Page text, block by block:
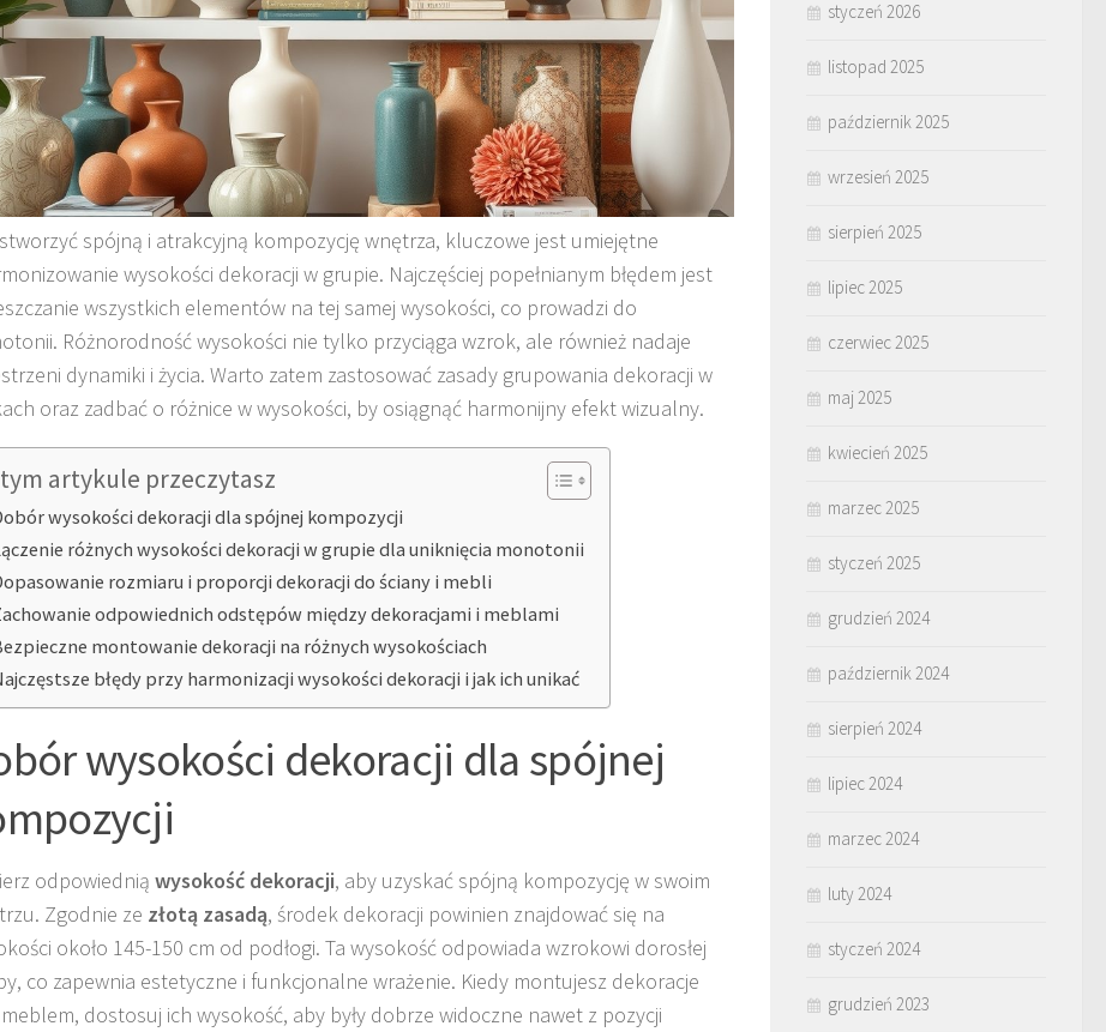
spójną i atrakcyjną kompozycję wnętrza, kluczowe jest umiejętne
wysokości dekoracji w grupie. Najczęściej popełnianym błędem jest
wszystkich elementów na tej samej wysokości, co prowadzi do
Różnorodność wysokości nie tylko przyciąga wzrok, ale również nadaje
dynamiki i życia. Warto zatem zastosować zasady grupowania dekoracji w
oraz zadbać o różnice w wysokości, by osiągnąć harmonijny efekt wizualny.
artykule przeczytasz
wysokości dekoracji dla spójnej kompozycji
różnych wysokości dekoracji w grupie dla uniknięcia monotonii
rozmiaru i proporcji dekoracji do ściany i mebli
odpowiednich odstępów między dekoracjami i meblami
montowanie dekoracji na różnych wysokościach
błędy przy harmonizacji wysokości dekoracji i jak ich unikać
wysokości dekoracji dla spójnej
odpowiednią wysokość dekoracji, aby uzyskać spójną kompozycję w swoim
Zgodnie ze złotą zasadą, środek dekoracji powinien znajdować się na
około 145-150 cm od podłogi. Ta wysokość odpowiada wzrokowi dorosłej
co zapewnia estetyczne i funkcjonalne wrażenie. Kiedy montujesz dekoracje
dostosuj ich wysokość, aby były dobrze widoczne nawet z pozycji
styczeń 2026
listopad 2025
październik 2025
wrzesień 2025
sierpień 2025
lipiec 2025
czerwiec 2025
maj 2025
kwiecień 2025
marzec 2025
styczeń 2025
grudzień 2024
październik 2024
sierpień 2024
lipiec 2024
marzec 2024
luty 2024
styczeń 2024
grudzień 2023